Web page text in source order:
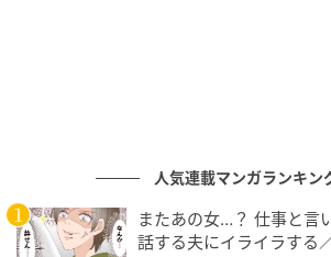
た」とクルーニー氏。「最も賞賛す
定の価値観をただ支持すると口にす
とえ代償を払うことになろうとも、
人気連載マンガランキン
またあの女…？ 仕事と言
話する夫にイライラする